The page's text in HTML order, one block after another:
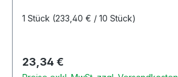
1 Stück (233,40 € / 10 Stück)
Regulärer Preis:
23,34 €